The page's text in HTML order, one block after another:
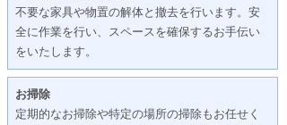
不要な家具や物置の解体と撤去を行います。安
全に作業を行い、スペースを確保するお手伝い
をいたします。
お掃除
定期的なお掃除や特定の場所の掃除もお任せく